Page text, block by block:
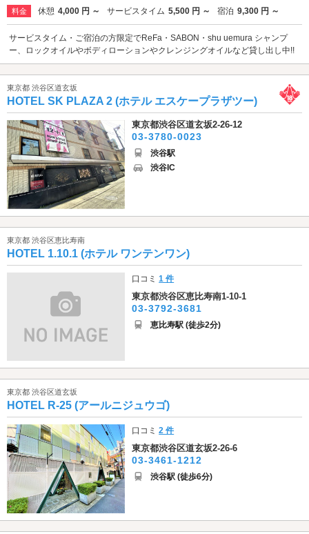
料金 休憩 4,000 円 ～ サービスタイム 5,500 円 ～ 宿泊 9,300 円 ～
サービスタイム・ご宿泊の方限定でReFa・SABON・shu uemura シャンプ
ー、ロックオイルやボディローションやクレンジングオイルなど貸し出し中!!
東京都 渋谷区道玄坂
HOTEL SK PLAZA 2 (ホテル エスケープラザツー)
東京都渋谷区道玄坂2-26-12
03-3780-0023
渋谷駅
渋谷IC
東京都 渋谷区恵比寿南
HOTEL 1.10.1 (ホテル ワンテンワン)
口コミ1 件
東京都渋谷区恵比寿南1-10-1
03-3792-3681
恵比寿駅 (徒歩2分)
東京都 渋谷区道玄坂
HOTEL R-25 (アールニジュウゴ)
口コミ2 件
東京都渋谷区道玄坂2-26-6
03-3461-1212
渋谷駅 (徒歩6分)